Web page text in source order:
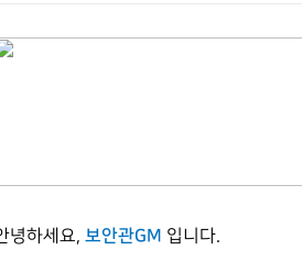
녕하세요, 보안관GM 입니다.